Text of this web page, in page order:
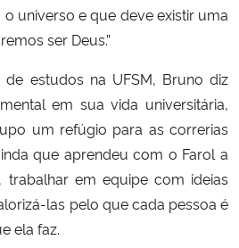
universo e que deve existir uma
ser Deus.”
estudos na UFSM, Bruno diz
em sua vida universitária,
um refúgio para as correrias
que aprendeu com o Farol a
trabalhar em equipe com ideias
las pelo que cada pessoa é
ela faz.